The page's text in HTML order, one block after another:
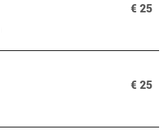
€ 25
€ 25